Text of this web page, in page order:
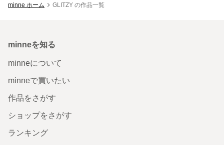
minne ホーム GLITZY の作品一覧
minneを知る
minneについて
minneで買いたい
作品をさがす
ショップをさがす
ランキング